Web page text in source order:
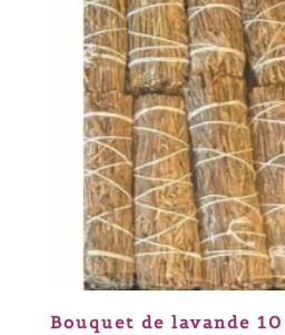
Bouquet de lavande